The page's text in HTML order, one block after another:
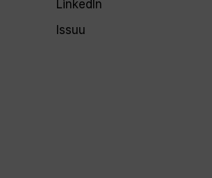
LinkedIn
Issuu